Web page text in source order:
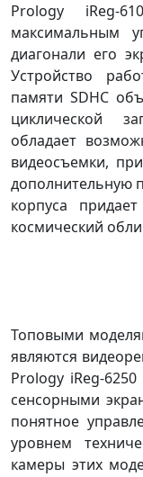
Prology iReg-
максимальным
диагонали его
Устройство
памяти SDHC
циклической
обладает
видеосъемки,
дополнительную
корпуса
космический
Топовыми
являются
Prology iReg-
сенсорными
понятное
уровнем
камеры этих